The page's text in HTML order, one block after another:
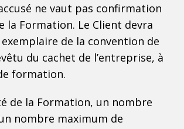
ne vaut pas confirmation
la Formation. Le Client devra
de la convention de
du cachet de l’entreprise, à
formation.
de la Formation, un nombre
nombre maximum de